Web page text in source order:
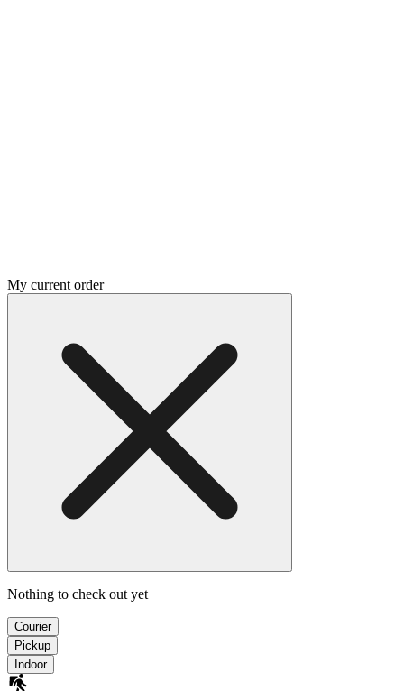
My current order
Nothing to check out yet
Courier
Pickup
Indoor